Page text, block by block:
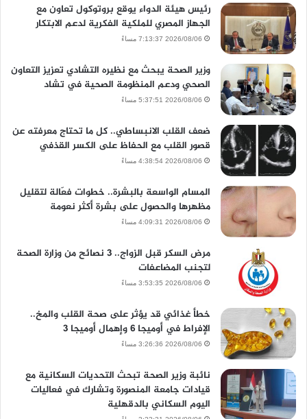
رئيس هيئة الدواء يوقع بروتوكول تعاون مع
الجهاز المصري للملكية الفكرية لدعم الابتكار
2026/08/06 7:13:37 مساءً
وزير الصحة يبحث مع نظيره التشادي تعزيز التعاون
الصحي ودعم المنظومة الصحية في تشاد
2026/08/06 5:37:51 مساءً
ضعف القلب الانبساطي.. كل ما تحتاج معرفته عن
قصور القلب مع الحفاظ على الكسر القذفي
2026/08/06 4:38:54 مساءً
المسام الواسعة بالبشرة.. خطوات فعّالة لتقليل
مظهرها والحصول على بشرة أكثر نعومة
2026/08/06 4:09:31 مساءً
مرض السكر قبل الزواج.. 3 نصائح من وزارة الصحة
لتجنب المضاعفات
2026/08/06 3:53:35 مساءً
خطأ غذائي قد يؤثر على صحة القلب والمخ..
الإفراط في أوميجا 6 وإهمال أوميجا 3
2026/08/06 3:26:36 مساءً
نائبة وزير الصحة تبحث التحديات السكانية مع
قيادات جامعة المنصورة وتشارك في فعاليات
اليوم السكاني بالدقهلية